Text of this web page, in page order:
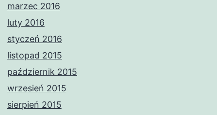
marzec 2016
luty 2016
styczeń 2016
listopad 2015
październik 2015
wrzesień 2015
sierpień 2015